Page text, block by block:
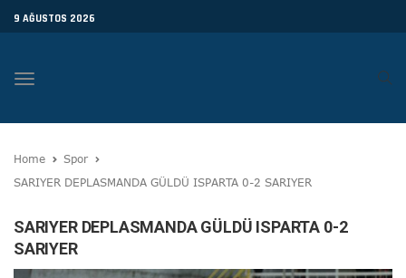
9 AĞUSTOS 2026
Toggle
Home
Spor
SARIYER DEPLASMANDA GÜLDÜ ISPARTA 0-2 SARIYER
SARIYER DEPLASMANDA GÜLDÜ ISPARTA 0-2
SARIYER